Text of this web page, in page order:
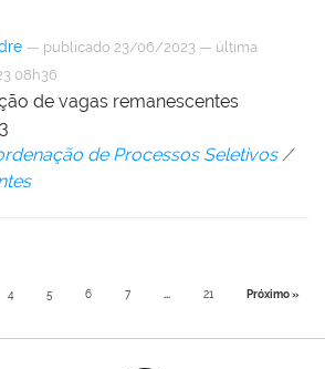
— publicado 23/06/2023 — última
08h36
de vagas remanescentes
de Processos Seletivos /
4 5 6 7 ... 21 Próximo »